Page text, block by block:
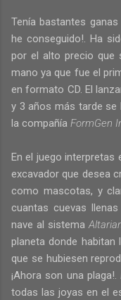
Tenía bastantes
he conseguido!. Ha
por el alto precio que
mano ya que fue el
en formato CD. El
y 3 años más tarde se
la compañía FormGen
En el juego interpretas
excavador que desea
como mascotas, y
cuantas cuevas
nave al sistema
planeta donde habitan
que se hubiesen
¡Ahora son una plaga!.
todas las joyas en el